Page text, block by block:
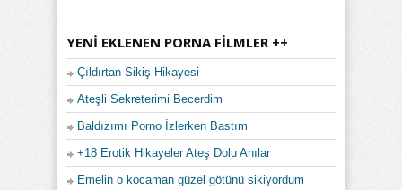
YENI EKLENEN PORNA FILMLER ++
Çıldırtan Sikiş Hikayesi
Ateşli Sekreterimi Becerdim
Baldızımı Porno İzlerken Bastım
+18 Erotik Hikayeler Ateş Dolu Anılar
Emelin o kocaman güzel götünü sikiyordum